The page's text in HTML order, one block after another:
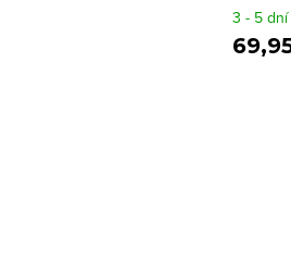
3 - 5 dní